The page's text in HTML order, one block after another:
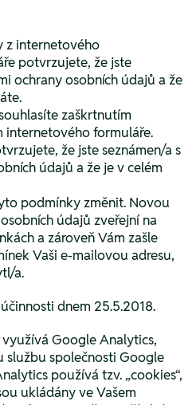
z internetového
potvrzujete, že jste
ochrany osobních údajů a že
zaškrtnutím
internetového formuláře.
že jste seznámen/a s
údajů a že je v celém
podmínky změnit. Novou
údajů zveřejní na
a zároveň Vám zašle
Vaši e-mailovou adresu,
a.
dnem 25.5.2018.
Google Analytics,
společnosti Google
používá tzv. „cookies“,
ukládány ve Vašem